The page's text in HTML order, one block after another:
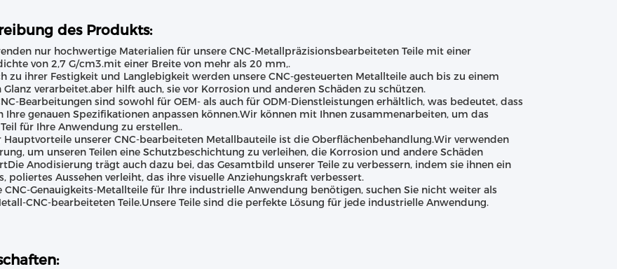
des Produkts:
nur hochwertige Materialien für unsere CNC-Metallpräzisionsbearbeiteten Teile mit einer
von 2,7 G/cm3.mit einer Breite von mehr als 20 mm,.
zu ihrer Festigkeit und Langlebigkeit werden unsere CNC-gesteuerten Metallteile auch bis zu einem
verarbeitet.aber hilft auch, sie vor Korrosion und anderen Schäden zu schützen.
Bearbeitungen sind sowohl für OEM- als auch für ODM-Dienstleistungen erhältlich, was bedeutet, dass
Ihre genauen Spezifikationen anpassen können.Wir können mit Ihnen zusammenarbeiten, um das
für Ihre Anwendung zu erstellen..
Hauptvorteile unserer CNC-bearbeiteten Metallbauteile ist die Oberflächenbehandlung.Wir verwenden
um unseren Teilen eine Schutzbeschichtung zu verleihen, die Korrosion und andere Schäden
Anodisierung trägt auch dazu bei, das Gesamtbild unserer Teile zu verbessern, indem sie ihnen ein
poliertes Aussehen verleiht, das ihre visuelle Anziehungskraft verbessert.
CNC-Genauigkeits-Metallteile für Ihre industrielle Anwendung benötigen, suchen Sie nicht weiter als
CNC-bearbeiteten Teile.Unsere Teile sind die perfekte Lösung für jede industrielle Anwendung.